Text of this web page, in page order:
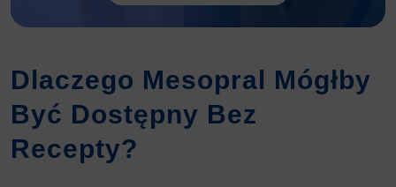
Dlaczego Mesopral Mógłby
Być Dostępny Bez
Recepty?